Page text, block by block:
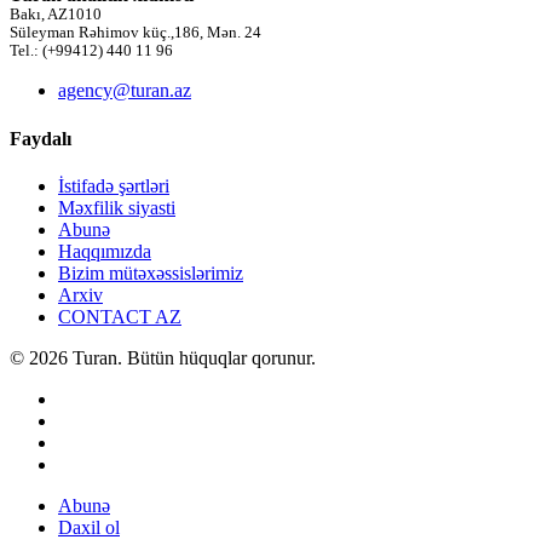
Bakı, AZ1010
Süleyman Rəhimov küç.,186, Mən. 24
Tel.: (+99412) 440 11 96
agency@turan.az
Faydalı
İstifadə şərtləri
Məxfilik siyasti
Abunə
Haqqımızda
Bizim mütəxəssislərimiz
Arxiv
CONTACT AZ
© 2026 Turan. Bütün hüquqlar qorunur.
Abunə
Daxil ol